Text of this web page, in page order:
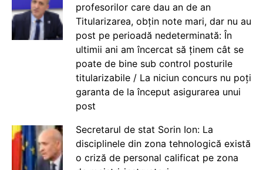
profesorilor care dau an de an
Titularizarea, obțin note mari, dar nu au
post pe perioadă nedeterminată: În
ultimii ani am încercat să ținem cât se
poate de bine sub control posturile
titularizabile / La niciun concurs nu poți
garanta de la început asigurarea unui
post
Secretarul de stat Sorin Ion: La
disciplinele din zona tehnologică există
o criză de personal calificat pe zona